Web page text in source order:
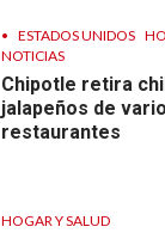
• ESTADOS UNIDOS
NOTICIAS
Chipotle retira
jalapeños de
restaurantes
HOGAR Y SALUD